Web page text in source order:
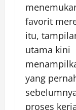
favorit
itu,
utama kini
yang
proses